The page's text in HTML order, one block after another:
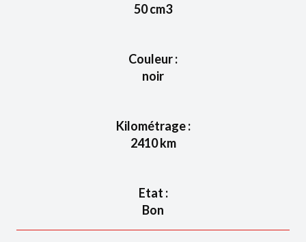
50cm3
Couleur :
noir
Kilométrage :
2410km
Etat :
Bon